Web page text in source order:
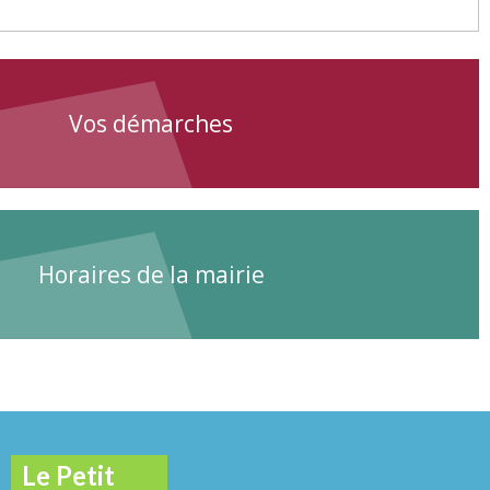
Vos démarches
Horaires de la mairie
Le Petit